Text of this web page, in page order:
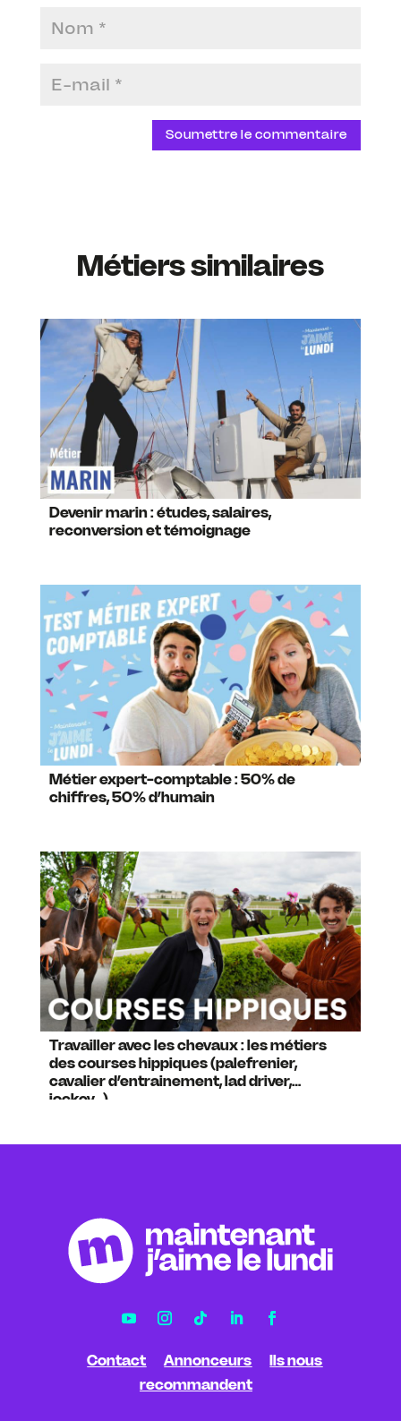
Soumettre le commentaire
Métiers similaires
Devenir marin : études, salaires,
reconversion et témoignage
Métier expert-comptable : 50% de
chiffres, 50% d’humain
Travailler avec les chevaux : les métiers
des courses hippiques (palefrenier,
cavalier d’entrainement, lad driver,
jockey…)
Contact Annonceurs
Ils nous
recommandent